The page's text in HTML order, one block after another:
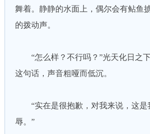
舞着。静静的水面上，偶尔会有鲇鱼
的拨动声。
“怎么样？不行吗？”光天化日之下
这句话，声音粗哑而低沉。
“实在是很抱歉，对我来说，这是
辱。”